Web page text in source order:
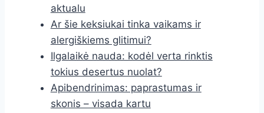
aktualu
Ar šie keksiukai tinka vaikams ir
alergiškiems glitimui?
Ilgalaikė nauda: kodėl verta rinktis
tokius desertus nuolat?
Apibendrinimas: paprastumas ir
skonis – visada kartu